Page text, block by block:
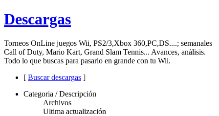
Descargas
Torneos OnLine juegos Wii, PS2/3,Xbox 360,PC,DS....; semanales
Call of Duty, Mario Kart, Grand Slam Tennis... Avances, análisis.
Todo lo que buscas para pasarlo en grande con tu Wii.
[ Buscar descargas ]
Categoria / Descripción
Archivos
Ultima actualización